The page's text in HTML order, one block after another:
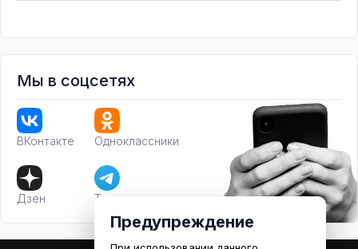
Мы в соцсетях
ВКонтакте Одноклассники
Дзен Телеграм
Предупреждение